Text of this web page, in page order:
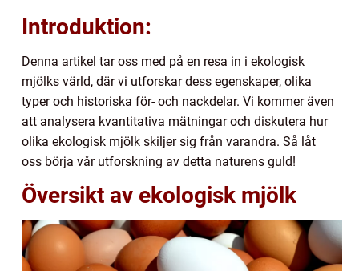
Introduktion:
Denna artikel tar oss med på en resa in i ekologisk
mjölks värld, där vi utforskar dess egenskaper, olika
typer och historiska för- och nackdelar. Vi kommer även
att analysera kvantitativa mätningar och diskutera hur
olika ekologisk mjölk skiljer sig från varandra. Så låt
oss börja vår utforskning av detta naturens guld!
Översikt av ekologisk mjölk